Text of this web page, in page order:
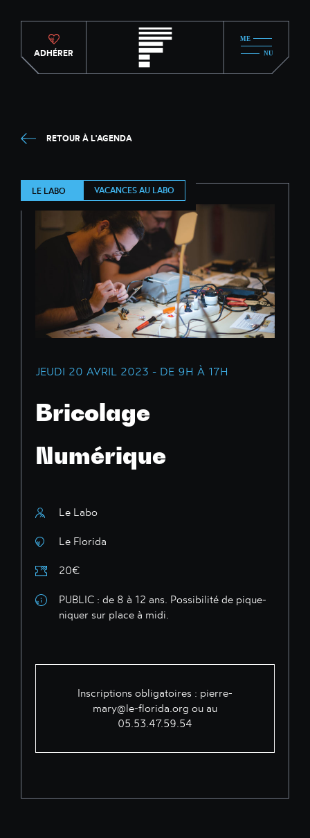
ADHÉRER
RETOUR À L'AGENDA
LE LABO VACANCES AU LABO
JEUDI 20 AVRIL 2023 - DE 9H À 17H
Bricolage
Numérique
Le Labo
Le Florida
20€
PUBLIC : de 8 à 12 ans. Possibilité de pique-
niquer sur place à midi.
Inscriptions obligatoires : pierre-
mary@le-florida.org ou au
05.53.47.59.54